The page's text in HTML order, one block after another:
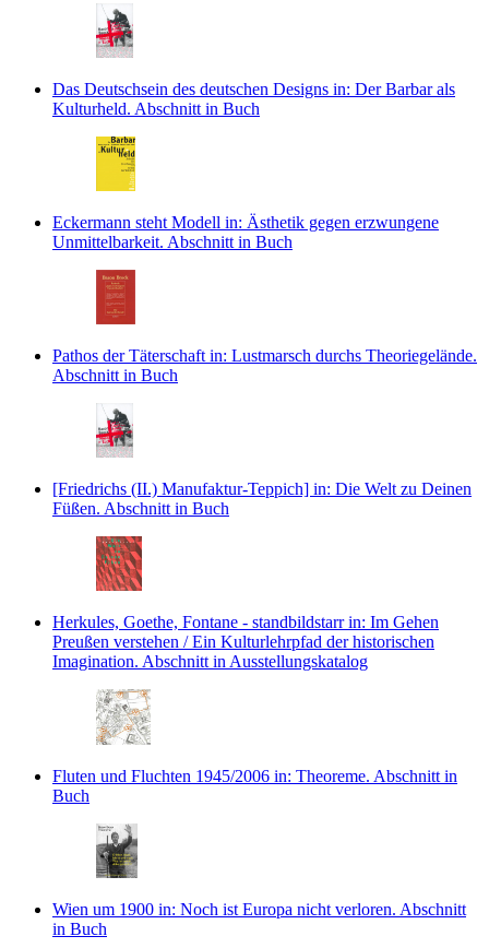
Das Deutschsein des deutschen Designs in: Der Barbar als
Kulturheld. Abschnitt in Buch
Eckermann steht Modell in: Ästhetik gegen erzwungene
Unmittelbarkeit. Abschnitt in Buch
Pathos der Täterschaft in: Lustmarsch durchs Theoriegelände.
Abschnitt in Buch
[Friedrichs (II.) Manufaktur-Teppich] in: Die Welt zu Deinen
Füßen. Abschnitt in Buch
Herkules, Goethe, Fontane - standbildstarr in: Im Gehen
Preußen verstehen / Ein Kulturlehrpfad der historischen
Imagination. Abschnitt in Ausstellungskatalog
Fluten und Fluchten 1945/2006 in: Theoreme. Abschnitt in
Buch
Wien um 1900 in: Noch ist Europa nicht verloren. Abschnitt
in Buch